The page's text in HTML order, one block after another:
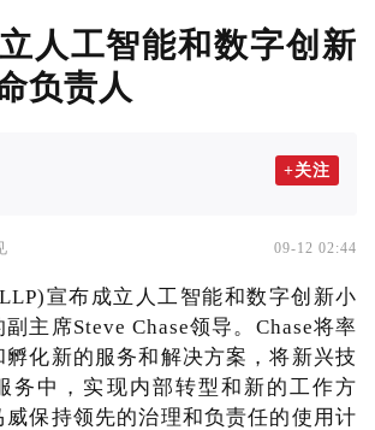
人工智能和数字创新
负责人
+关注
09-12 02:44
宣布成立人工智能和数字创新小
主席Steve Chase领导。Chase将率
孵化新的服务和解决方案，将新兴技
务中，实现内部转型和新的工作方
保持领先的治理和负责任的使用计